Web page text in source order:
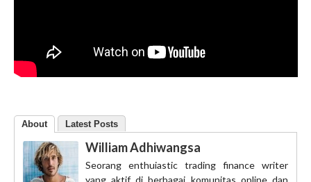
About Latest Posts
William Adhiwangsa
Seorang enthuiastic trading finance writer
yang aktif di berbagai komunitas online dan